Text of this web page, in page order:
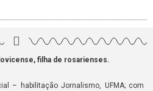
filha de rosarienses.
– habilitação Jornalismo, UFMA; com